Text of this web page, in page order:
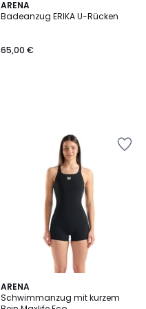
ARENA
Badeanzug ERIKA U-Rücken
65,00 €
ARENA
Schwimmanzug mit kurzem
3,9
/ 5